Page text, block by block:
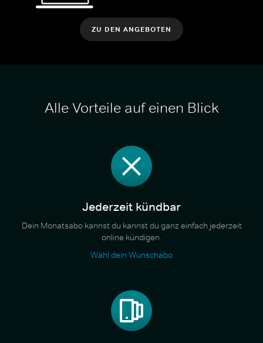
ZU DEN ANGEBOTEN
Alle Vorteile auf einen Blick
Jederzeit kündbar
Dein Monatsabo kannst du kannst du ganz einfach jederzeit
online kündigen.
Wähl dein Wunschabo